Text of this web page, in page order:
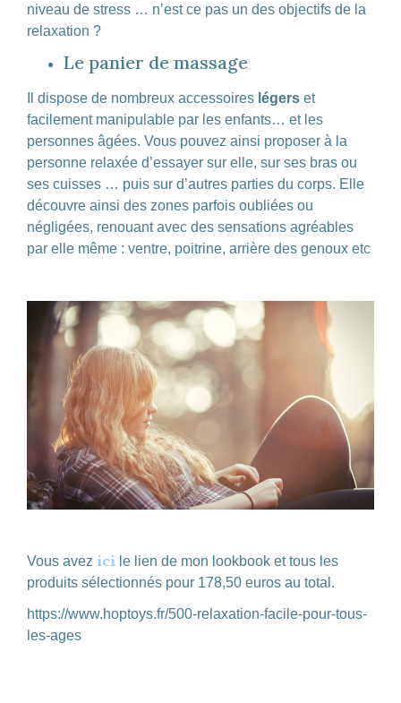
niveau de stress … n’est ce pas un des objectifs de la
relaxation ?
Le panier de massage
Il dispose de nombreux accessoires légers et
facilement manipulable par les enfants… et les
personnes âgées. Vous pouvez ainsi proposer à la
personne relaxée d’essayer sur elle, sur ses bras ou
ses cuisses … puis sur d’autres parties du corps. Elle
découvre ainsi des zones parfois oubliées ou
négligées, renouant avec des sensations agréables
par elle même : ventre, poitrine, arrière des genoux etc
Vous avez ici le lien de mon lookbook et tous les
produits sélectionnés pour 178,50 euros au total.
https://www.hoptoys.fr/500-relaxation-facile-pour-tous-
les-ages